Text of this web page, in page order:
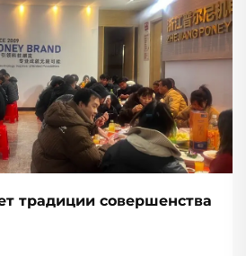
традиции совершенства